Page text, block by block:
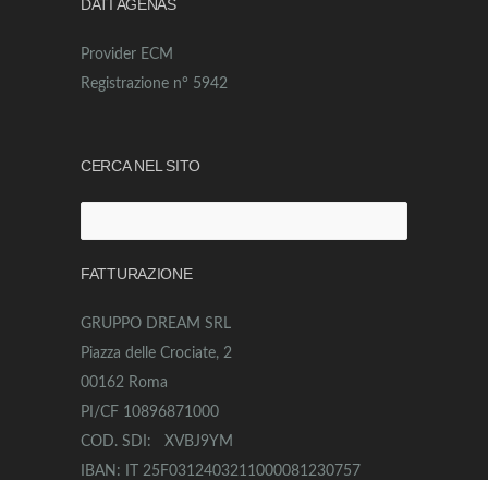
DATI AGENAS
Provider ECM
Registrazione n° 5942
CERCA NEL SITO
per:
FATTURAZIONE
GRUPPO DREAM SRL
Piazza delle Crociate, 2
00162 Roma
PI/CF 10896871000
COD. SDI: XVBJ9YM
IBAN: IT 25F0312403211000081230757